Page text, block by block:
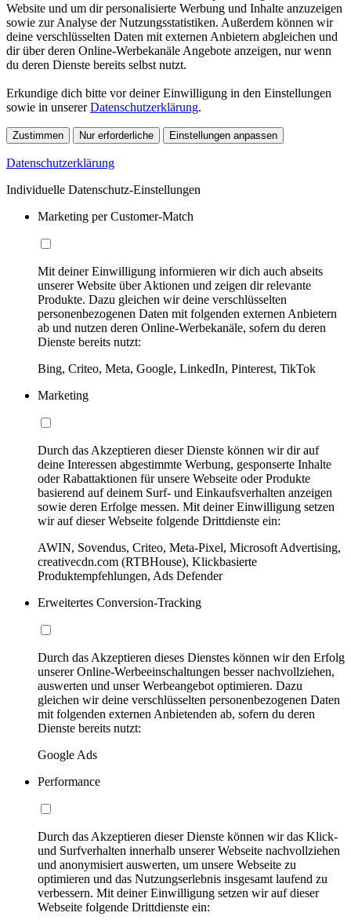
Website und um dir personalisierte Werbung und Inhalte anzuzeigen
sowie zur Analyse der Nutzungsstatistiken. Außerdem können wir
deine verschlüsselten Daten mit externen Anbietern abgleichen und
dir über deren Online-Werbekanäle Angebote anzeigen, nur wenn
du deren Dienste bereits selbst nutzt.
Erkundige dich bitte vor deiner Einwilligung in den Einstellungen
sowie in unsererDatenschutzerklärung.
Zustimmen Nur erforderliche Einstellungen anpassen
Datenschutzerklärung
Individuelle Datenschutz-Einstellungen
Marketing per Customer-Match
Mit deiner Einwilligung informieren wir dich auch abseits
unserer Website über Aktionen und zeigen dir relevante
Produkte. Dazu gleichen wir deine verschlüsselten
personenbezogenen Daten mit folgenden externen Anbietern
ab und nutzen deren Online-Werbekanäle, sofern du deren
Dienste bereits nutzt:
Bing, Criteo, Meta, Google, LinkedIn, Pinterest, TikTok
Marketing
Durch das Akzeptieren dieser Dienste können wir dir auf
deine Interessen abgestimmte Werbung, gesponserte Inhalte
oder Rabattaktionen für unsere Webseite oder Produkte
basierend auf deinem Surf- und Einkaufsverhalten anzeigen
sowie deren Erfolge messen. Mit deiner Einwilligung setzen
wir auf dieser Webseite folgende Drittdienste ein:
AWIN, Sovendus, Criteo, Meta-Pixel, Microsoft Advertising,
creativecdn.com (RTBHouse), Klickbasierte
Produktempfehlungen, Ads Defender
Erweitertes Conversion-Tracking
Durch das Akzeptieren dieses Dienstes können wir den Erfolg
unserer Online-Werbeeinschaltungen besser nachvollziehen,
auswerten und unser Werbeangebot optimieren. Dazu
gleichen wir deine verschlüsselten personenbezogenen Daten
mit folgenden externen Anbietenden ab, sofern du deren
Dienste bereits nutzt:
Google Ads
Performance
Durch das Akzeptieren dieser Dienste können wir das Klick-
und Surfverhalten innerhalb unserer Webseite nachvollziehen
und anonymisiert auswerten, um unsere Webseite zu
optimieren und das Nutzungserlebnis insgesamt laufend zu
verbessern. Mit deiner Einwilligung setzen wir auf dieser
Webseite folgende Drittdienste ein: